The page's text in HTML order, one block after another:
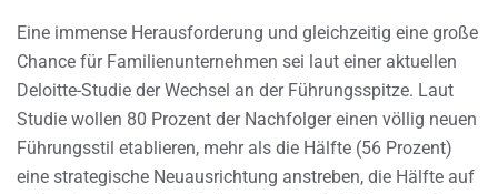
Eine immense Herausforderung und gleichzeitig eine große
Chance für Familienunternehmen sei laut einer aktuellen
Deloitte-Studie der Wechsel an der Führungsspitze. Laut
Studie wollen 80 Prozent der Nachfolger einen völlig neuen
Führungsstil etablieren, mehr als die Hälfte (56 Prozent)
eine strategische Neuausrichtung anstreben, die Hälfte auf